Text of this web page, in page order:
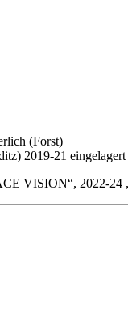
(Forst)
2019-21 eingelagert
VISION“, 2022-24